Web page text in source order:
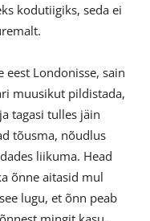
kodutiigiks, seda ei
Londonisse, sain
muusikut pildistada,
tagasi tulles jäin
tõusma, nõudlus
liikuma. Head
õnne aitasid mul
lugu, et õnn peab